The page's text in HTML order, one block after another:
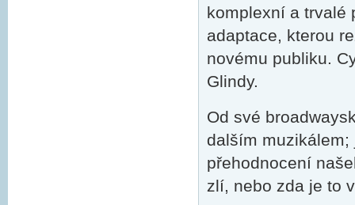
komplexní a trvalé
adaptace, kterou
novému publiku.
Glindy.
Od své
dalším muzikálem;
přehodnocení
zlí, nebo zda je to